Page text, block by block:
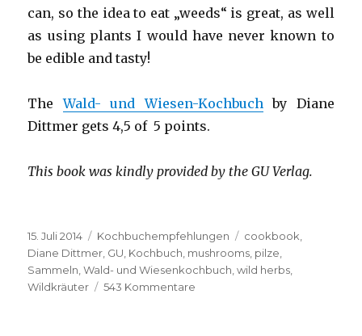
can, so the idea to eat „weeds“ is great, as well
as using plants I would have never known to
be edible and tasty!
TheWald- und Wiesen-Kochbuchby Diane
Dittmer gets 4,5 of 5 points.
This book was kindly provided by the GU Verlag.
Veröffentlicht
am
15. Juli 2014 Kategorien
Kochbuchempfehlungen Schlagwörter
cookbook
Diane Dittmer GU Kochbuch mushrooms pilze
Sammeln ,Wald- und Wiesenkochbuch ,wild herbs
Wildkräuter
543 Kommentare